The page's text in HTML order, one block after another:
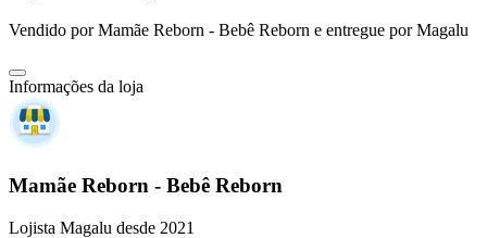
Vendido porMamãe Reborn - Bebê Reborn e entregue por Magalu
Informações da loja
Mamãe Reborn - Bebê Reborn
Lojista Magalu desde 2021